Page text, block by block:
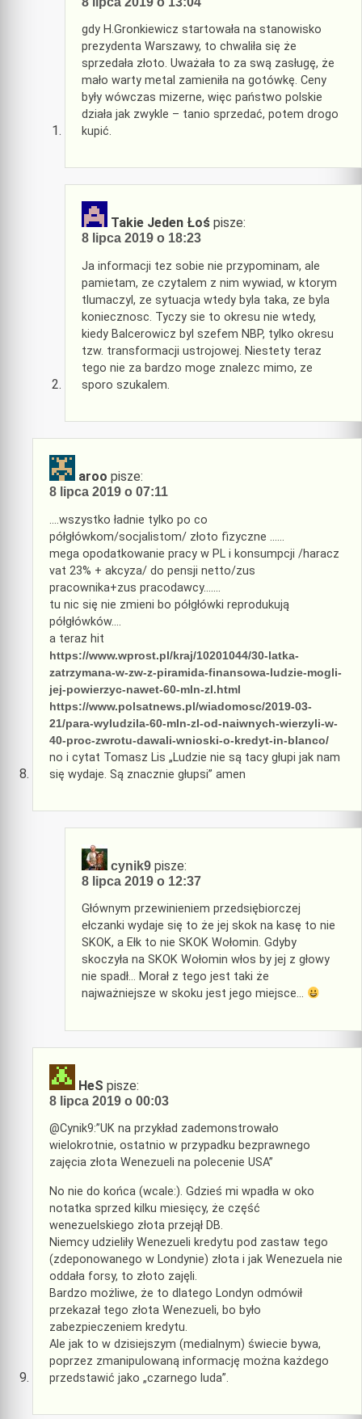
gdy H.Gronkiewicz startowała na stanowisko
prezydenta Warszawy, to chwaliła się że
sprzedała złoto. Uważała to za swą zasługę, że
mało warty metal zamieniła na gotówkę. Ceny
były wówczas mizerne, więc państwo polskie
działa jak zwykle – tanio sprzedać, potem drogo
kupić.
Takie Jeden Łoś pisze:
8 lipca 2019 o 18:23
Ja informacji tez sobie nie przypominam, ale
pamietam, ze czytalem z nim wywiad, w ktorym
tlumaczyl, ze sytuacja wtedy byla taka, ze byla
koniecznosc. Tyczy sie to okresu nie wtedy,
kiedy Balcerowicz byl szefem NBP, tylko okresu
tzw. transformacji ustrojowej. Niestety teraz
tego nie za bardzo moge znalezc mimo, ze
sporo szukalem.
aroo pisze:
8 lipca 2019 o 07:11
….wszystko ładnie tylko po co
półgłówkom/socjalistom/ złoto fizyczne ……
mega opodatkowanie pracy w PL i konsumpcji /haracz
vat 23% + akcyza/ do pensji netto/zus
pracownika+zus pracodawcy…….
tu nic się nie zmieni bo półgłówki reprodukują
półgłówków….
a teraz hit
https://www.wprost.pl/kraj/10201044/30-latka-
zatrzymana-w-zw-z-piramida-finansowa-ludzie-mogli-
jej-powierzyc-nawet-60-mln-zl.html
https://www.polsatnews.pl/wiadomosc/2019-03-
21/para-wyludzila-60-mln-zl-od-naiwnych-wierzyli-w-
40-proc-zwrotu-dawali-wnioski-o-kredyt-in-blanco/
no i cytat Tomasz Lis „Ludzie nie są tacy głupi jak nam
się wydaje. Są znacznie głupsi” amen
cynik9 pisze:
8 lipca 2019 o 12:37
Głównym przewinieniem przedsiębiorczej
ełczanki wydaje się to że jej skok na kasę to nie
SKOK, a Ełk to nie SKOK Wołomin. Gdyby
skoczyła na SKOK Wołomin włos by jej z głowy
nie spadł… Morał z tego jest taki że
najważniejsze w skoku jest jego miejsce…
HeS pisze:
8 lipca 2019 o 00:03
@Cynik9:”UK na przykład zademonstrowało
wielokrotnie, ostatnio w przypadku bezprawnego
zajęcia złota Wenezueli na polecenie USA”
No nie do końca (wcale:). Gdzieś mi wpadła w oko
notatka sprzed kilku miesięcy, że część
wenezuelskiego złota przejął DB.
Niemcy udzieliły Wenezueli kredytu pod zastaw tego
(zdeponowanego w Londynie) złota i jak Wenezuela nie
oddała forsy, to złoto zajęli.
Bardzo możliwe, że to dlatego Londyn odmówił
przekazał tego złota Wenezueli, bo było
zabezpieczeniem kredytu.
Ale jak to w dzisiejszym (medialnym) świecie bywa,
poprzez zmanipulowaną informację można każdego
przedstawić jako „czarnego luda”.